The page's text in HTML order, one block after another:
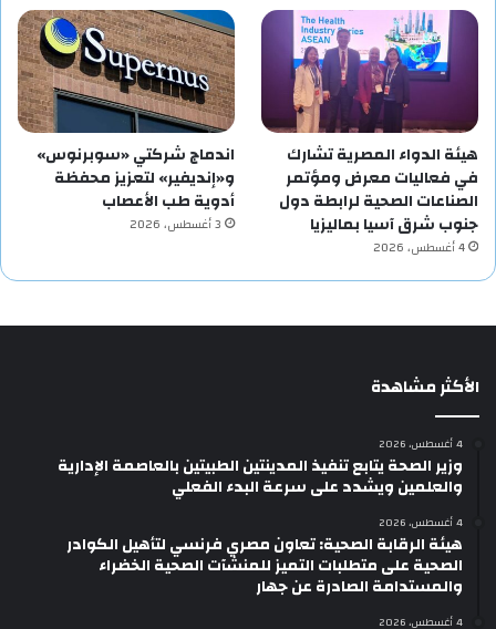
هيئة الدواء المصرية تشارك
في فعاليات معرض ومؤتمر
الصناعات الصحية لرابطة دول
جنوب شرق آسيا بماليزيا
4 أغسطس، 2026
اندماج شركتي «سوبرنوس»
و«إنديفير» لتعزيز محفظة
أدوية طب الأعصاب
3 أغسطس، 2026
الأكثر مشاهدة
4 أغسطس، 2026
وزير الصحة يتابع تنفيذ المدينتين الطبيتين بالعاصمة الإدارية
والعلمين ويشدد على سرعة البدء الفعلي
4 أغسطس، 2026
هيئة الرقابة الصحية: تعاون مصري فرنسي لتأهيل الكوادر
الصحية على متطلبات التميز للمنشآت الصحية الخضراء
والمستدامة الصادرة عن جهار
4 أغسطس، 2026